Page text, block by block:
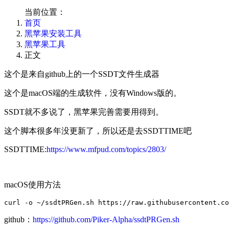
当前位置：
首页
黑苹果安装工具
黑苹果工具
正文
这个是来自github上的一个SSDT文件生成器
这个是macOS端的生成软件，没有Windows版的。
SSDT就不多说了，黑苹果完善需要用得到。
这个脚本很多年没更新了，所以还是去SSDTTIME吧
SSDTTIME:https://www.mfpud.com/topics/2803/
macOS使用方法
github： https://github.com/Piker-Alpha/ssdtPRGen.sh